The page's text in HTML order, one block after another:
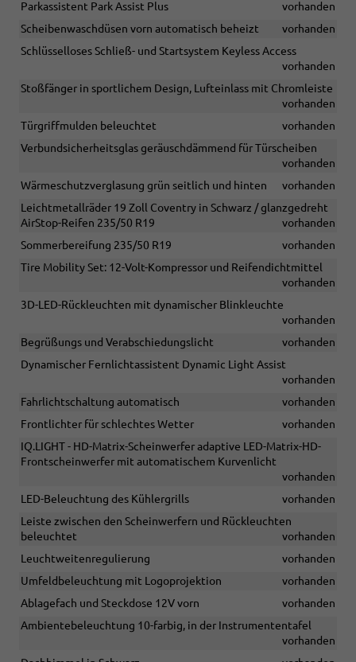
Parkassistent Park Assist Plus
vorhanden
Scheibenwaschdüsen vorn automatisch beheizt
vorhanden
Schlüsselloses Schließ- und Startsystem Keyless Access
vorhanden
Stoßfänger in sportlichem Design, Lufteinlass mit Chromleiste
vorhanden
Türgriffmulden beleuchtet
vorhanden
Verbundsicherheitsglas geräuschdämmend für Türscheiben
vorhanden
Wärmeschutzverglasung grün seitlich und hinten
vorhanden
Leichtmetallräder 19 Zoll Coventry in Schwarz / glanzgedreht
AirStop-Reifen 235/50 R19
vorhanden
Sommerbereifung 235/50 R19
vorhanden
Tire Mobility Set: 12-Volt-Kompressor und Reifendichtmittel
vorhanden
3D-LED-Rückleuchten mit dynamischer Blinkleuchte
vorhanden
Begrüßungs und Verabschiedungslicht
vorhanden
Dynamischer Fernlichtassistent Dynamic Light Assist
vorhanden
Fahrlichtschaltung automatisch
vorhanden
Frontlichter für schlechtes Wetter
vorhanden
IQ.LIGHT - HD-Matrix-Scheinwerfer adaptive LED-Matrix-HD-
Frontscheinwerfer mit automatischem Kurvenlicht
vorhanden
LED-Beleuchtung des Kühlergrills
vorhanden
Leiste zwischen den Scheinwerfern und Rückleuchten
beleuchtet
vorhanden
Leuchtweitenregulierung
vorhanden
Umfeldbeleuchtung mit Logoprojektion
vorhanden
Ablagefach und Steckdose 12V vorn
vorhanden
Ambientebeleuchtung 10-farbig, in der Instrumententafel
vorhanden